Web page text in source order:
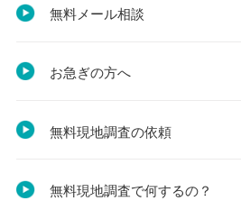
無料メール相談
お急ぎの方へ
無料現地調査の依頼
無料現地調査で何するの？